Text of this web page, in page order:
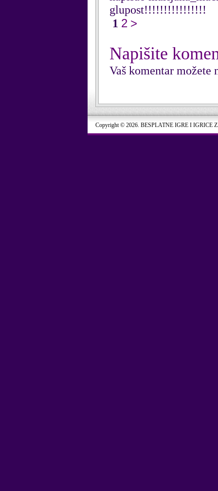
glupost!!!!!!!!!!!!!!!!
1 2 >
Napišite
Vaš komentar možete
Copyright © 2026. BESPLATNE IGRE I IGRICE